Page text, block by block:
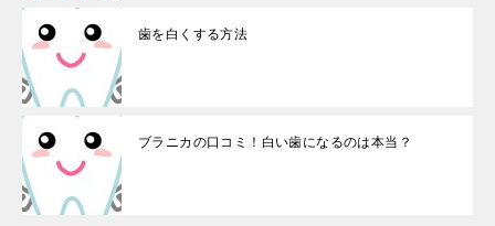
歯を白くする方法
ブラニカの口コミ！白い歯になるのは本当？